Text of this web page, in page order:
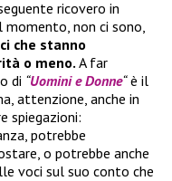
ricovero in
non ci sono,
che stanno
o meno. A far
di “Uomini e Donne“è il
attenzione, anche in
spiegazioni:
potrebbe
o potrebbe anche
voci sul suo conto che